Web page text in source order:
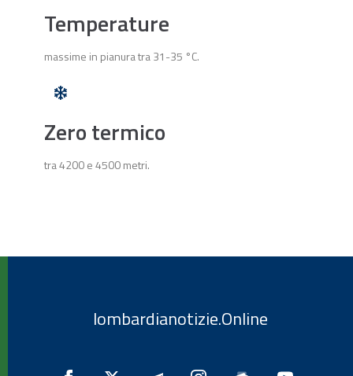
Temperature
massime in pianura tra 31-35 °C.
Zero termico
tra 4200 e 4500 metri.
lombardianotizie.Online